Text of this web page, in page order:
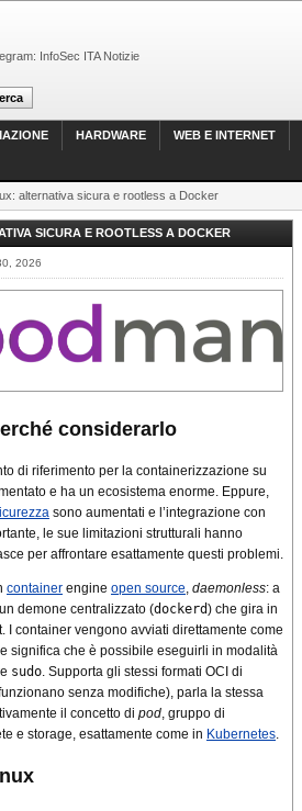
InfoSec ITA Notizie
HARDWARE WEB E INTERNET
alternativa sicura e rootless a Docker
SICURA E ROOTLESS A DOCKER
2026
considerarlo
di riferimento per la containerizzazione su
e ha un ecosistema enorme. Eppure,
sono aumentati e l’integrazione con
le sue limitazioni strutturali hanno
per affrontare esattamente questi problemi.
container engine open source daemonless: a
demone centralizzato (dockerd) che gira in
I container vengono avviati direttamente come
significa che è possibile eseguirli in modalità
sudo . Supporta gli stessi formati OCI di
senza modifiche), parla la stessa
il concetto di pod , gruppo di
e storage, esattamente come in Kubernetes